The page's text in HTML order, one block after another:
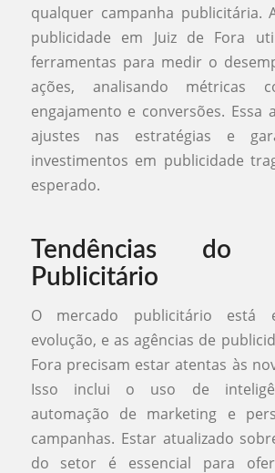
qualquer campanha publicitária.
publicidade em Juiz de Fora
ferramentas para medir o
ações, analisando métricas
engajamento e conversões. Essa
ajustes nas estratégias e
investimentos em publicidade
esperado.
Tendências do
Publicitário
O mercado publicitário está
evolução, e as agências de
Fora precisam estar atentas às
Isso inclui o uso de
automação de marketing e
campanhas. Estar atualizado
do setor é essencial para